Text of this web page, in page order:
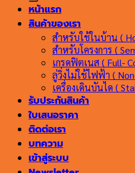
หน้าแรก
สินค้าของเรา
สำหรับใช้ในบ้าน (
สำหรับโครงการ (
เกรดฟิตเนส ( Full-
ลู่วิ่งไม่ใช้ไฟฟ้า (
เครื่องเดินบันได (
รับประกันสินค้า
ใบเสนอราคา
ติดต่อเรา
บทความ
เข้าสู่ระบบ